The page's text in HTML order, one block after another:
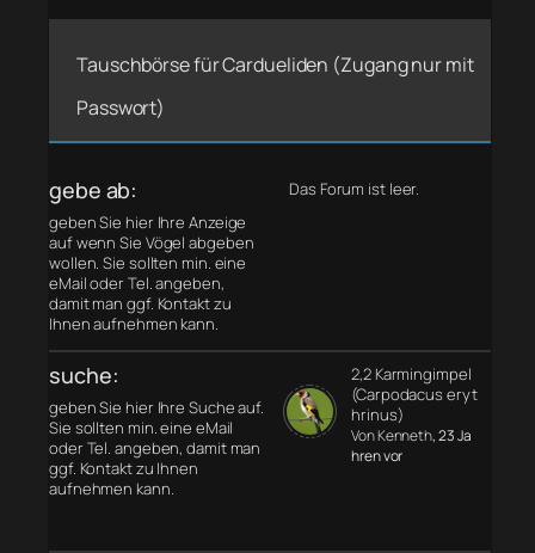
Tauschbörse für Cardueliden (Zugang nur mit
Passwort)
gebe ab:
geben Sie hier Ihre Anzeige
auf wenn Sie Vögel abgeben
wollen. Sie sollten min. eine
eMail oder Tel. angeben,
damit man ggf. Kontakt zu
Ihnen aufnehmen kann.
Das Forum ist leer.
suche:
geben Sie hier Ihre Suche auf.
Sie sollten min. eine eMail
oder Tel. angeben, damit man
ggf. Kontakt zu Ihnen
aufnehmen kann.
2,2 Karmingimpel
(Carpodacus eryt
hrinus)
Von Kenneth, 23 Ja
hren vor